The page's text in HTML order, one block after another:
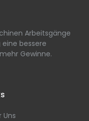
Arbeitsgänge
bessere
Gewinne.
Uns